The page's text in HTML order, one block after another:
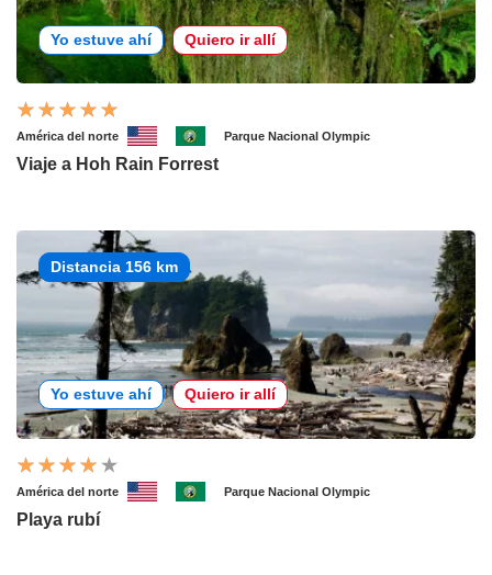
Yo estuve ahí Quiero ir allí
América del norte Parque Nacional Olympic
Viaje a Hoh Rain Forrest
Distancia 156 km
Yo estuve ahí Quiero ir allí
América del norte Parque Nacional Olympic
Playa rubí